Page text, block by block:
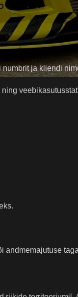
ja kliendi
andmemajutuse